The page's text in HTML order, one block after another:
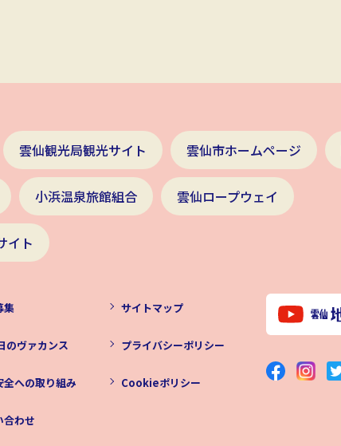
雲仙観光局観光サイト 雲仙市ホームページ
小浜温泉旅館組合 雲仙ロープウェイ
イト
集
のヴァカンス
全への取り組み
合わせ
サイトマップ
プライバシーポリシー
Cookieポリシー